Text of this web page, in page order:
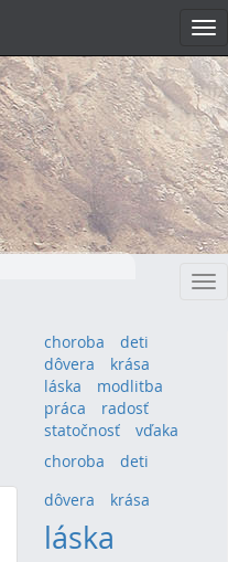
choroba
deti
dôvera
krása
láska
modlitba
práca
radosť
statočnosť
vďaka
choroba (4)deti
dôvera (4)krása
láska